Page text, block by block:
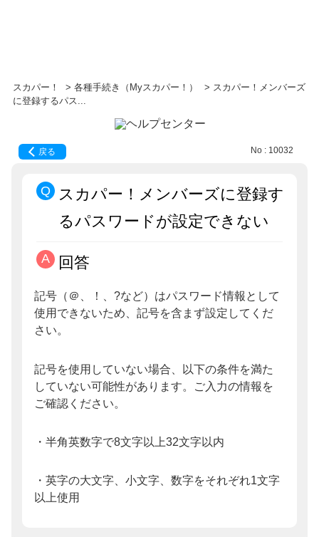
スカパー！ > 各種手続き（Myスカパー！） > スカパー！メンバーズ
に登録するパス...
戻る No : 10032
スカパー！メンバーズに登録す
るパスワードが設定できない
回答
記号（＠、！、?など）はパスワード情報として
使用できないため、記号を含まず設定してくだ
さい。
記号を使用していない場合、以下の条件を満た
していない可能性があります。ご入力の情報を
ご確認ください。
・半角英数字で8文字以上32文字以内
・英字の大文字、小文字、数字をそれぞれ1文字
以上使用